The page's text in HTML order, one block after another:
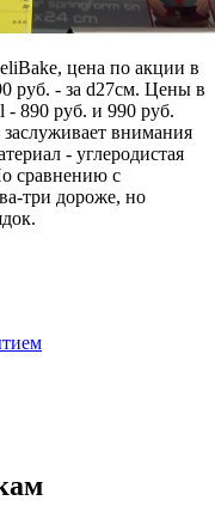
цена по акции в
руб. - за d27см. Цены в
- 890 руб. и 990 руб.
внимания
- углеродистая
сравнению с
три дороже, но